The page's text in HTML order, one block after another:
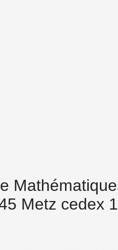
Metz cedex